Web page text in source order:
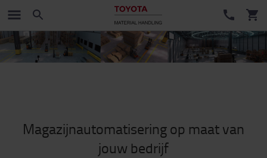
Magazijnautomatisering op maat van
jouw bedrijf